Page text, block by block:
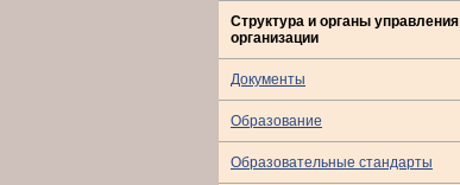
Структура и органы управления
организации
Документы
Образование
Образовательные стандарты